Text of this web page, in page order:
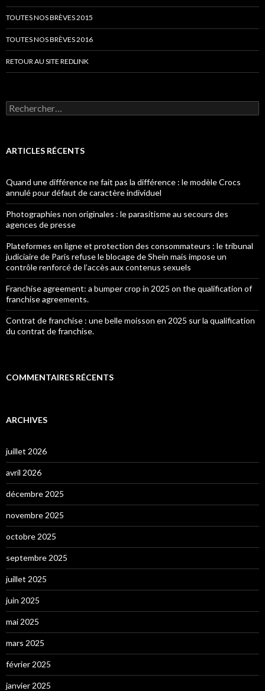
TOUTES NOS BRÈVES 2015
TOUTES NOS BRÈVES 2016
RETOUR AU SITE REDLINK
Rechercher :
ARTICLES RÉCENTS
Quand une différence ne fait pas la différence : le modèle Crocs
annulé pour défaut de caractère individuel
Photographies non originales : le parasitisme au secours des
agences de presse
Plateformes en ligne et protection des consommateurs : le tribunal
judiciaire de Paris refuse le blocage de Shein mais impose un
contrôle renforcé de l’accès aux contenus sexuels
Franchise agreement: a bumper crop in 2025 on the qualification of
franchise agreements.
Contrat de franchise : une belle moisson en 2025 sur la qualification
du contrat de franchise.
COMMENTAIRES RÉCENTS
ARCHIVES
juillet 2026
avril 2026
décembre 2025
novembre 2025
octobre 2025
septembre 2025
juillet 2025
juin 2025
mai 2025
mars 2025
février 2025
janvier 2025